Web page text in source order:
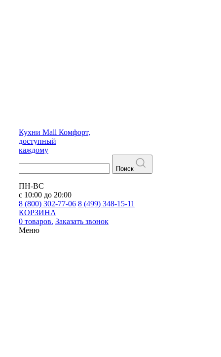
Кухни Mall Комфорт,
доступный
каждому
Поиск
ПН-ВС
с 10:00 до 20:00
8 (800) 302-77-06 8 (499) 348-15-11
КОРЗИНА
0 товаров. Заказать звонок
Меню